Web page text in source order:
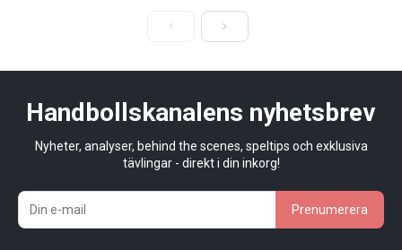
Handbollskanalens nyhetsbrev
Nyheter, analyser, behind the scenes, speltips och exklusiva
tävlingar - direkt i din inkorg!
Prenumerera